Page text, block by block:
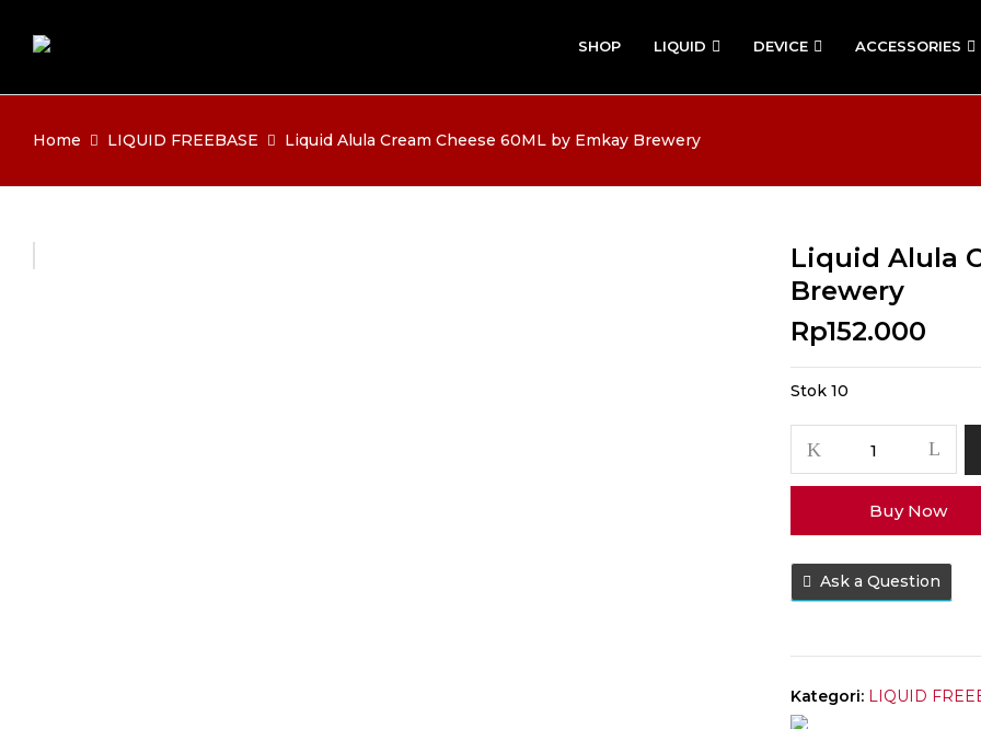
SHOP LIQUID DEVICE ACCESSORIES
Home LIQUID FREEBASE Liquid Alula Cream Cheese 60ML by Emkay Brewery
Liquid Alula
Brewery
Rp152.000
Stok 10
Liquid
Alula
Cheese
60ML
by
Buy Now
Ask a Question
Kategori: LIQUID